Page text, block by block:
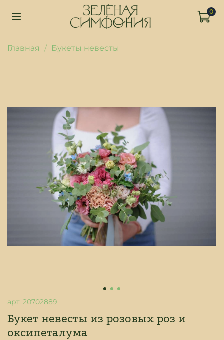
0
Главная Букеты невесты
арт. 20702889
Букет невесты из розовых роз и
оксипеталума